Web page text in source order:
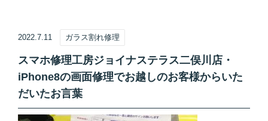
2022.7.11 ガラス割れ修理
スマホ修理工房ジョイナステラス二俣川店・
iPhone8の画面修理でお越しのお客様からいた
だいたお言葉